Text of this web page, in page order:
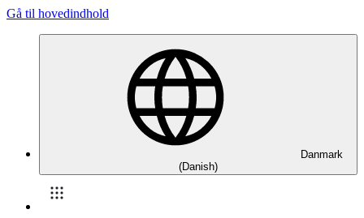
Gå til hovedindhold
Danmark
(Danish)